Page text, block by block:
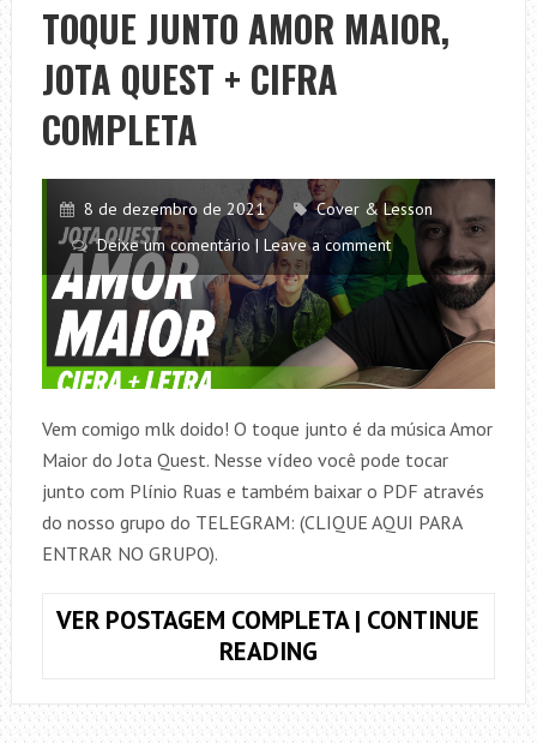
TOQUE JUNTO AMOR MAIOR,
JOTA QUEST + CIFRA
COMPLETA
8 de dezembro de 2021
Cover & Lesson
Deixe um comentário | Leave a comment
Vem comigo mlk doido! O toque junto é da música Amor
Maior do Jota Quest. Nesse vídeo você pode tocar
junto com Plínio Ruas e também baixar o PDF através
do nosso grupo do TELEGRAM: (CLIQUE AQUI PARA
ENTRAR NO GRUPO).
VER POSTAGEM COMPLETA | CONTINUE
READINGTOQUE
AMOR